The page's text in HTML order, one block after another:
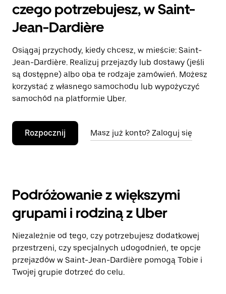
czego potrzebujesz, w Saint-
Jean-Dardière
Osiągaj przychody, kiedy chcesz, w mieście: Saint-
Jean-Dardière. Realizuj przejazdy lub dostawy (jeśli
są dostępne) albo oba te rodzaje zamówień. Możesz
korzystać z własnego samochodu lub wypożyczyć
samochód na platformie Uber.
Rozpocznij Masz już konto? Zaloguj się
Podróżowanie z większymi
grupami i rodziną z Uber
Niezależnie od tego, czy potrzebujesz dodatkowej
przestrzeni, czy specjalnych udogodnień, te opcje
przejazdów w Saint-Jean-Dardière pomogą Tobie i
Twojej grupie dotrzeć do celu.